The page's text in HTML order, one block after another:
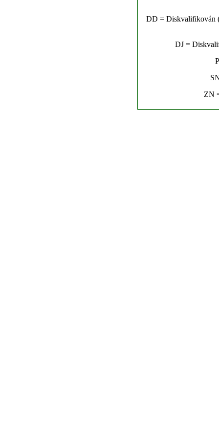
DD = Diskvalifikován
DJ =
ZN